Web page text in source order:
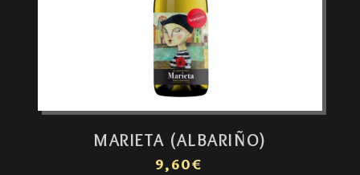
MARIETA (ALBARIÑO)
9,60€